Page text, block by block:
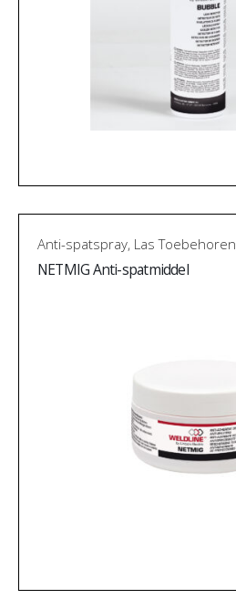
Anti-spatspray, Las Toebehoren
NETMIG Anti-spatmiddel